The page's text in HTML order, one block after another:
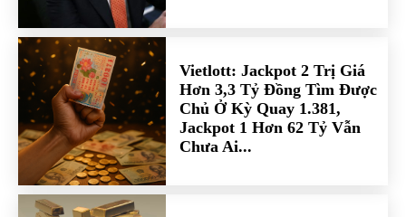
Vietlott: Jackpot 2 Trị Giá
Hơn 3,3 Tỷ Đồng Tìm Được
Chủ Ở Kỳ Quay 1.381,
Jackpot 1 Hơn 62 Tỷ Vẫn
Chưa Ai...